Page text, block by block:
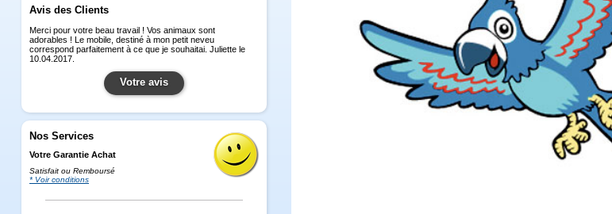
Avis des Clients
Merci pour votre beau travail ! Vos animaux sont
adorables ! Le mobile, destiné à mon petit neveu
correspond parfaitement à ce que je souhaitai. Juliette le
10.04.2017.
Votre avis
Nos Services
Votre Garantie Achat
Satisfait ou Remboursé
* Voir conditions